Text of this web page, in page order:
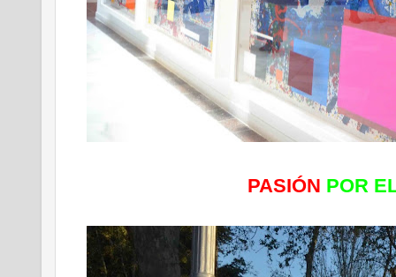
PASIÓN POR